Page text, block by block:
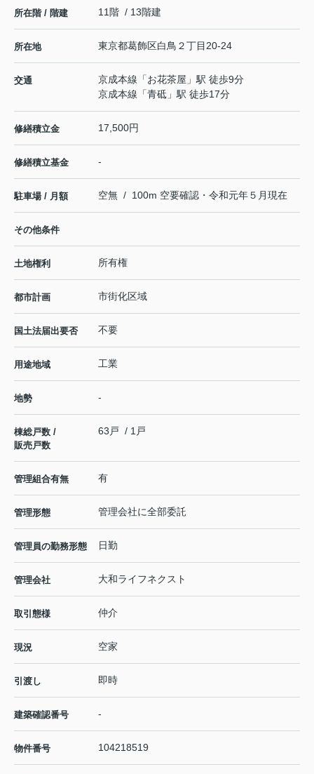
所在階 / 階建 11階 / 13階建
所在地 東京都葛飾区白鳥 ２丁目20-24
交通 京成本線 「お花茶屋 」駅 徒歩9分
京成本線 「青砥 」駅 徒歩17分
修繕積立金 17,500円
修繕積立基金 -
駐車場 / 月額 空無 / 100m 空要確認・令和元年５月現在
その他条件
土地権利 所有権
都市計画 市街化区域
国土法届出要否 不要
用途地域 工業
地勢 -
棟総戸数 /
販売戸数
63戸 / 1戸
管理組合有無 有
管理形態 管理会社に全部委託
管理員の勤務形態 日勤
管理会社 大和ライフネクスト
取引態様 仲介
現況 空家
引渡し 即時
建築確認番号 -
物件番号 104218519